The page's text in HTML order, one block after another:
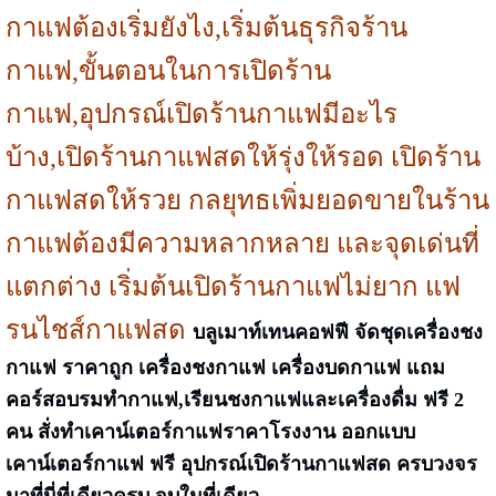
กาแฟต้องเริ่มยังไง,เริ่มต้นธุรกิจร้าน
กาแฟ,ขั้นตอนในการเปิดร้าน
กาแฟ,อุปกรณ์เปิดร้านกาแฟมีอะไร
บ้าง,เปิดร้านกาแฟสดให้รุ่งให้รอด เปิดร้าน
กาแฟสดให้รวย กลยุทธเพิ่มยอดขายในร้าน
กาแฟต้องมีความหลากหลาย และจุดเด่นที่
แตกต่าง เริ่มต้นเปิดร้านกาแฟไม่ยาก แฟ
รนไชส์กาแฟสด บลูเมาท์เทนคอฟฟี จัดชุดเครื่องชง
กาแฟ ราคาถูก เครื่องชงกาแฟ เครื่องบดกาแฟ แถม
คอร์สอบรมทำกาแฟ,เรียนชงกาแฟและเครื่องดื่ม ฟรี 2
คน สั่งทำเคาน์เตอร์กาแฟราคาโรงงาน ออกแบบ
เคาน์เตอร์กาแฟ ฟรี อุปกรณ์เปิดร้านกาแฟสด ครบวงจร